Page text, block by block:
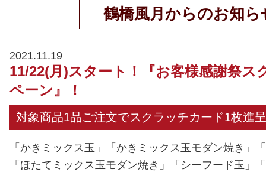
鶴橋風月からのお知ら
2021.11.19
11/22(月)スタート！『お客様感謝祭ス
ペーン』！
対象商品1品ご注文でスクラッチカード1枚進
「かきミックス玉」「かきミックス玉モダン焼き」
「ほたてミックス玉モダン焼き」「シーフード玉」